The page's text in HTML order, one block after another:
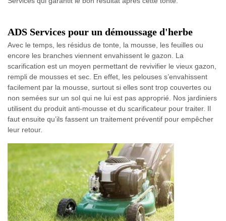
ADS Services pour un démoussage d'herbe
Avec le temps, les résidus de tonte, la mousse, les feuilles ou
encore les branches viennent envahissent le gazon. La
scarification est un moyen permettant de revivifier le vieux gazon,
rempli de mousses et sec. En effet, les pelouses s’envahissent
facilement par la mousse, surtout si elles sont trop couvertes ou
non semées sur un sol qui ne lui est pas approprié. Nos jardiniers
utilisent du produit anti-mousse et du scarificateur pour traiter. Il
faut ensuite qu’ils fassent un traitement préventif pour empêcher
leur retour.